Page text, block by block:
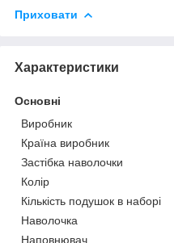
Приховати
Характеристики
Основні
Виробник
Країна виробник
Застібка наволочки
Колір
Кількість подушок в наборі
Наволочка
Наповнювач